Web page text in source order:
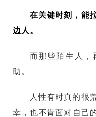
在关键时刻，能
边人。
而那些陌生人，
助。
人性有时真的很
幸，也不肯面对自己